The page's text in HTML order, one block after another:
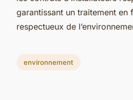
garantissant un traitement en
respectueux de
environnement